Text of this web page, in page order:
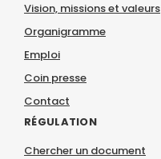
Vision, missions et valeurs
Organigramme
Emploi
Coin presse
Contact
RÉGULATION
Chercher un document